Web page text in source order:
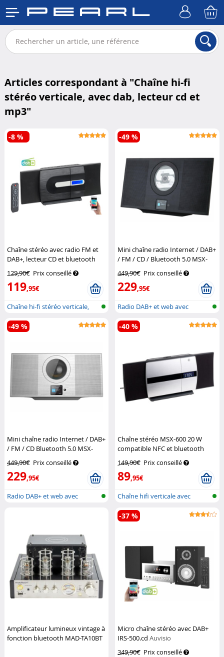
Articles correspondant à "Chaîne hi-fi
stéréo verticale, avec dab, lecteur cd et
mp3"
Chaîne stéréo avec radio FM et
DAB+, lecteur CD et bluetooth
Auvisio
129,90€ Prix conseillé
119,95€
-8 %
Chaîne hi-fi stéréo verticale,
avec...
Mini chaîne radio Internet / DAB+
/ FM / CD / Bluetooth 5.0 MSX-
VR-Radio
449,90€ Prix conseillé
229,95€
-49 %
Radio DAB+ et web avec
lecteur CD,...
Mini chaîne radio Internet / DAB+
/ FM / CD Bluetooth 5.0 MSX-
VR-Radio
449,90€ Prix conseillé
229,95€
-49 %
Radio DAB+ et web avec
Chaîne stéréo MSX-600 20 W
compatible NFC et bluetooth
149,90€ Prix conseillé
89,95€
-40 %
Chaîne hifi verticale avec
lecteur...
Amplificateur lumineux vintage à
fonction bluetooth MAD-TA10BT
Micro chaîne stéréo avec DAB+
IRS-500.cdAuvisio
349,90€ Prix conseillé
-37 %